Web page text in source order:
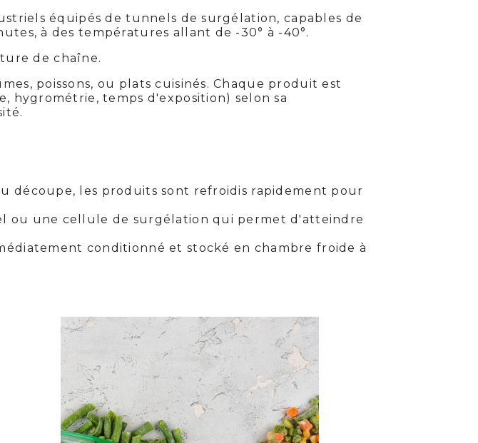
équipés de tunnels de surgélation, capables de
à des températures allant de -30° à -40°.
de chaîne.
poissons, ou plats cuisinés. Chaque produit est
hygrométrie, temps d'exposition) selon sa
découpe, les produits sont refroidis rapidement pour
ou une cellule de surgélation qui permet d'atteindre
conditionné et stocké en chambre froide à